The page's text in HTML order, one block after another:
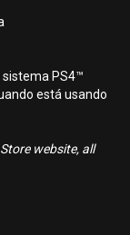
sistema PS4™
está usando
website, all